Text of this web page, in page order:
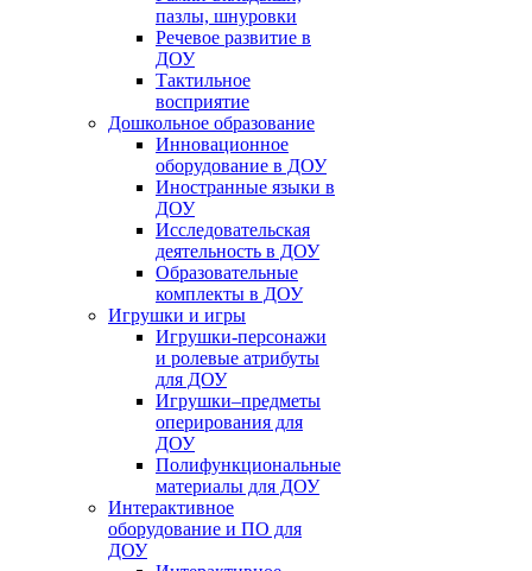
пазлы, шнуровки
Речевое развитие в
ДОУ
Тактильное
восприятие
Дошкольное образование
Инновационное
оборудование в ДОУ
Иностранные языки в
ДОУ
Исследовательская
деятельность в ДОУ
Образовательные
комплекты в ДОУ
Игрушки и игры
Игрушки-персонажи
и ролевые атрибуты
для ДОУ
Игрушки–предметы
оперирования для
ДОУ
Полифункциональные
материалы для ДОУ
Интерактивное
оборудование и ПО для
ДОУ